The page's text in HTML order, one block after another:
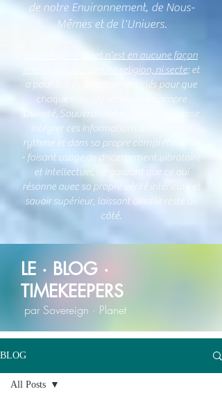
de notre Environnement, de Nous-
Mêmes et de l'Univers.
Sovereign · Planet n'est en aucune façon
impliqué avec aucune religion, ni secte; et
a pour but de partager des clés pour que
chaque individu recouvre sa propre
Divinité, Souveraineté et Liberté, et puisse
intégrer ces Informations à son propre
rythme et dans sa propre compréhension
- faisant usage de discernement vibratoire
et intellectuel, ne gardant que ce qui
résonne avec sa propre vérité intérieure et
savoir supérieur, laissant ainsi le reste de
côté.
LE · BLOG ·
TIMEKEEPERS
par Sovereign · Planet
BLOG
All Posts